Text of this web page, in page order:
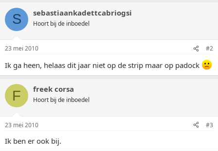
S sebastiaankadettcabriogsi
Hoort bij de inboedel
23 mei 2010 #2
Ik ga heen, helaas dit jaar niet op de strip maar op padock
F freek corsa
Hoort bij de inboedel
23 mei 2010 #3
Ik ben er ook bij.